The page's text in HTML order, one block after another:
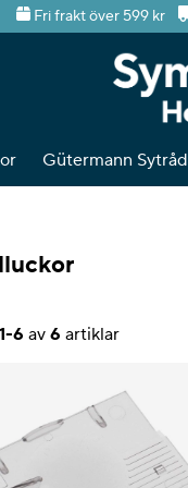
Fri frakt över 599 kr
Gütermann Sytråd
1-6 av 6 artiklar